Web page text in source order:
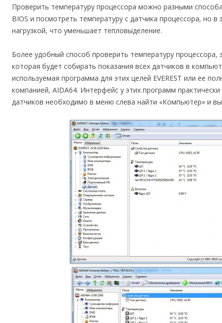
Проверить температуру процессора можно разными
BIOS и посмотреть температуру с датчика процессора, но
нагрузкой, что уменьшает тепловыделение.
Более удобный способ проверить температуру процессора,
которая будет собирать показания всех датчиков в
используемая программа для этих целей EVEREST или ее
компанией, AIDA64. Интерфейс у этих программ
датчиков необходимо в меню слева найти «Компьютер» и